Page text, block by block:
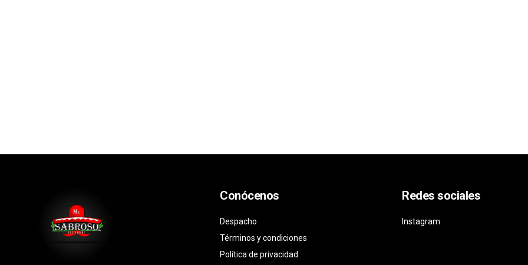
Conócenos
Despacho
Términos y condiciones
Política de privacidad
Redes sociales
Instagram